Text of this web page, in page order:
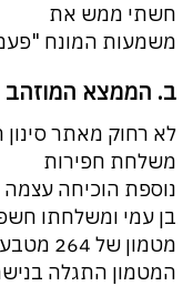
חשתי ממש את
משמעות המונח
ב. הממצא המוזהב
לא רחוק מאתר
משלחת חפירות
בן עמי ומשלחתו
מטמון
המטמון התגלה